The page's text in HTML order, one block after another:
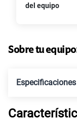
del equipo
Sobre tu
Tecnología de